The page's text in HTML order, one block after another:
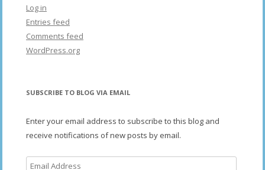
Log in
Entries feed
Comments feed
WordPress.org
SUBSCRIBE TO BLOG VIA EMAIL
Enter your email address to subscribe to this blog and
receive notifications of new posts by email.
Email